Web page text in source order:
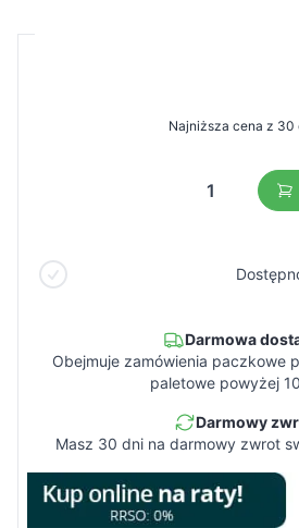
Najniższa cena z 30
Darmowa
Obejmuje zamówienia paczkowe
paletowe powyżej
Darmowy
Masz 30 dni na darmowy zwrot